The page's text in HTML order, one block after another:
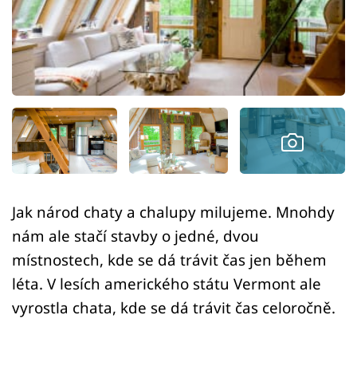
Přihlášení
Sledujte nás
Jak národ chaty a chalupy milujeme. Mnohdy
nám ale stačí stavby o jedné, dvou
místnostech, kde se dá trávit čas jen během
léta. V lesích amerického státu Vermont ale
vyrostla chata, kde se dá trávit čas celoročně.